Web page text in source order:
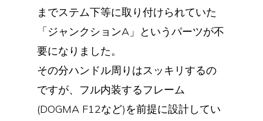
までステム下等に取り付けられていた
「ジャンクションA」というパーツが不
要になりました。
その分ハンドル周りはスッキリするの
ですが、フル内装するフレーム
(DOGMA F12など)を前提に設計してい